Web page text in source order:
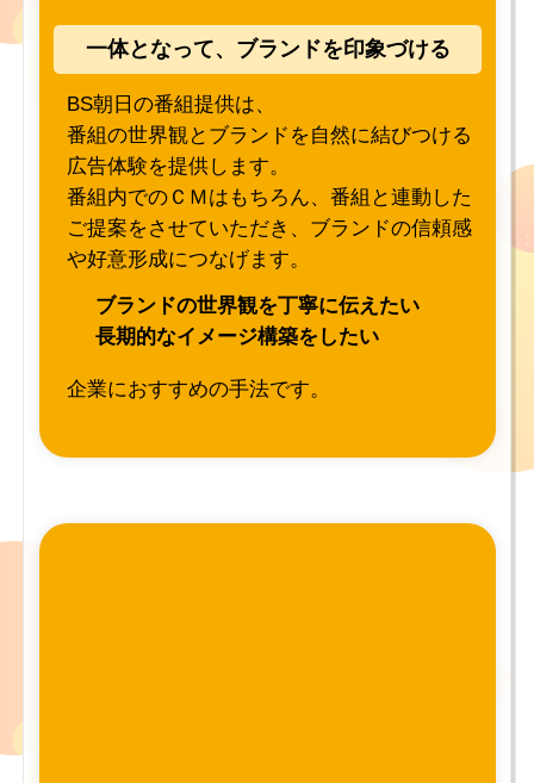
一体となって、ブランドを印象づける
BS朝日の番組提供は、
番組の世界観とブランドを自然に結びつける
広告体験を提供します。
番組内でのＣＭはもちろん、番組と連動した
ご提案をさせていただき、ブランドの信頼感
や好意形成につなげます。
ブランドの世界観を丁寧に伝えたい
長期的なイメージ構築をしたい
企業におすすめの手法です。